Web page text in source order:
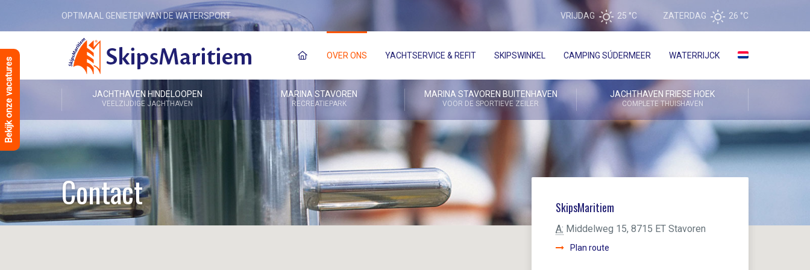
OPTIMAAL GENIETEN VAN DE WATERSPORT VRIJDAG 25 °C ZATERDAG 26 °C
OVER ONS YACHTSERVICE & REFIT SKIPSWINKEL CAMPING SÚDERMEER WATERRIJCK
JACHTHAVEN HINDELOOPEN
VEELZIJDIGE JACHTHAVEN
MARINA STAVOREN
RECREATIEPARK
MARINA STAVOREN BUITENHAVEN
VOOR DE SPORTIEVE ZEILER
JACHTHAVEN FRIESE HOEK
COMPLETE THUISHAVEN
Contact SkipsMaritiem
A: Middelweg 15, 8715 ET Stavoren
Plan route
Bekijk onze vacatures